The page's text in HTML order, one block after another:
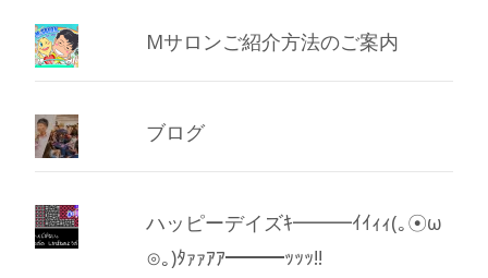
Mサロンご紹介方法のご案内
ブログ
ハッピーデイズｷ━━━ｲｲｨｨ(｡☉ω
⊙｡)ﾀｧｧｱｱ━━━ｯｯｯ!!